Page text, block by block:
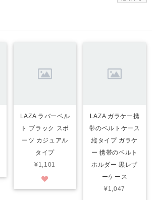
LAZA ラバーベル
ト ブラック スポ
ーツ カジュアル
タイプ
¥1,101
LAZA ガラケー携
帯のベルトケース
縦タイプ ガラケ
ー 携帯のベルト
ホルダー 黒レザ
ーケース
¥1,047